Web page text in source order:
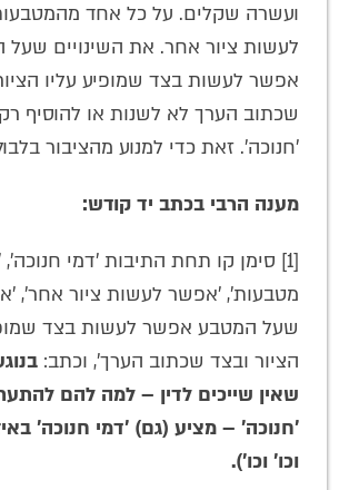
ועשרה שקלים. על כל אחד
לעשות ציור אחר. את השינויים
אפשר לעשות בצד שמופיע עליו
שכתוב הערך לא לשנות או להוסיף
'חנוכה'. זאת כדי למנוע מהציבור
מענה הרבי בכתב יד קודש:
[1] סימן קו תחת התיבות 'דמי
מטבעות', 'אפשר לעשות ציור אחר',
שעל המטבע אפשר לעשות בצד
הציור ובצד שכתוב הערך', וכתב:
שאין שייכים לדין – למה להם
'חנוכה' – מציע (גם) 'דמי חנוכה'
וכו' וכו').